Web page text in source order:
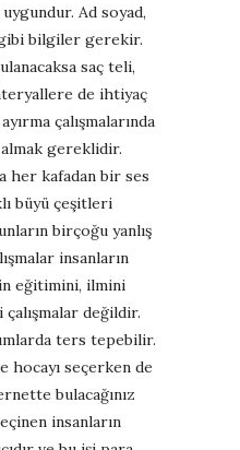
Ad soyad,
bilgiler gerekir.
saç teli,
de ihtiyaç
çalışmalarında
gereklidir.
kafadan bir ses
büyü çeşitleri
birçoğu yanlış
insanların
eğitimini, ilmini
değildir.
ters tepebilir.
hocayı seçerken de
bulacağınız
insanların